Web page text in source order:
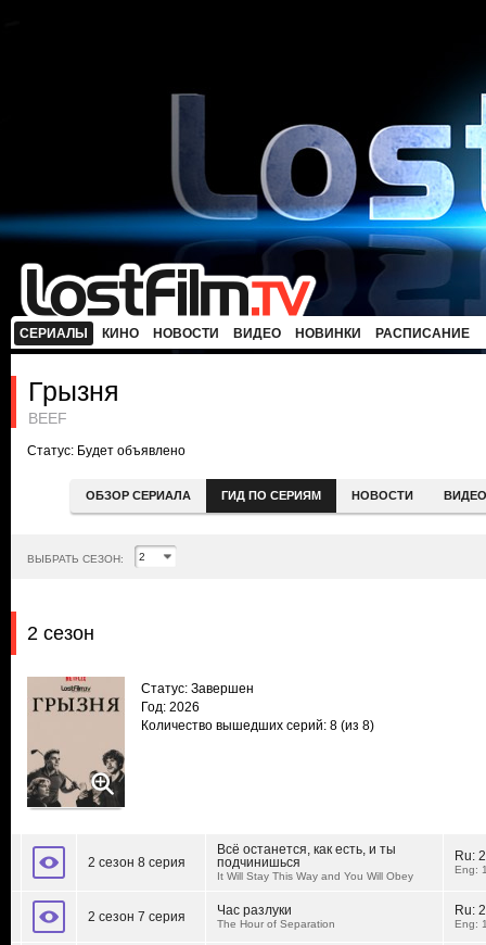
СЕРИАЛЫ КИНО НОВОСТИ ВИДЕО НОВИНКИ РАСПИСАНИЕ
Грызня
BEEF
Статус: Будет объявлено
ОБЗОР СЕРИАЛА ГИД ПО СЕРИЯМ НОВОСТИ ВИДЕО
ВЫБРАТЬ СЕЗОН:
2 сезон
Статус: Завершен
Год: 2026
Количество вышедших серий: 8 (из 8)
2 сезон 8 серия
Всё останется, как есть, и ты
подчинишься
It Will Stay This Way and You Will Obey
Ru:
Eng:
2 сезон 7 серия Час разлуки
The Hour of Separation
Ru:
Eng: